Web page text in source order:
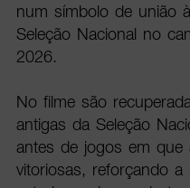
num símbolo de união
Seleção Nacional no
2026.
No filme são
antigas da Seleção
antes de jogos em que
vitoriosas, reforçando